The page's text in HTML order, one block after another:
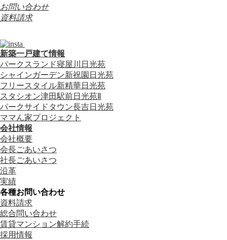
お問い合わせ
資料請求
新築一戸建て情報
パークスランド寝屋川日光苑
シャインガーデン新祝園日光苑
フリースタイル新精華日光苑
スタシオン津田駅前日光苑Ⅱ
パークサイドタウン長吉日光苑
ママん家プロジェクト
会社情報
会社概要
会長ごあいさつ
社長ごあいさつ
沿革
実績
各種お問い合わせ
資料請求
総合問い合わせ
賃貸マンション解約手続
採用情報